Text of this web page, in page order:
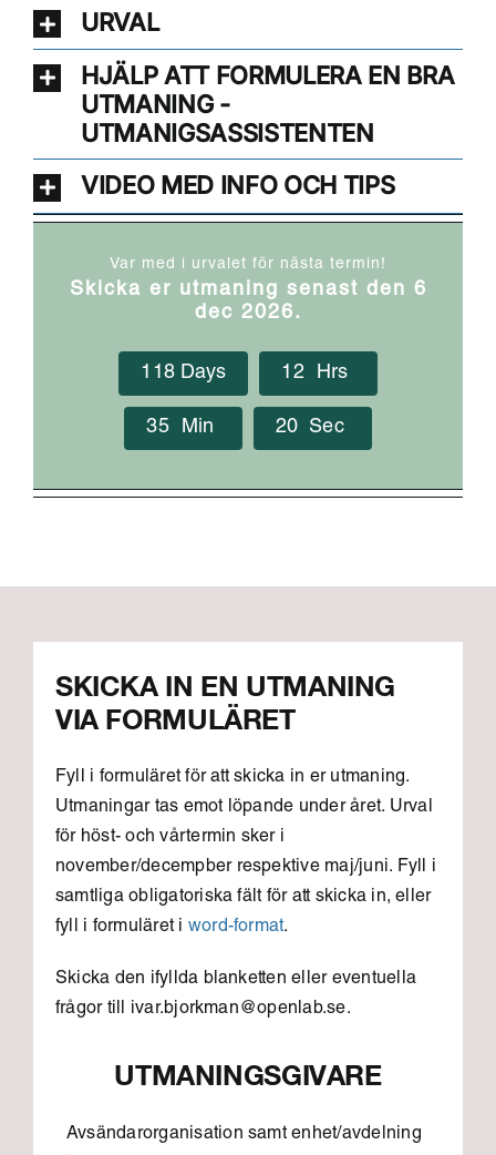
URVAL
HJÄLP ATT FORMULERA EN BRA
UTMANING -
UTMANIGSASSISTENTEN
VIDEO MED INFO OCH TIPS
Var med i urvalet för nästa termin!
Skicka er utmaning senast den 6
dec 2026.
1 18 Days 1 2 Hrs
35 Min 19 Sec
SKICKA IN EN UTMANING
VIA FORMULÄRET
Fyll i formuläret för att skicka in er utmaning.
Utmaningar tas emot löpande under året. Urval
för höst- och vårtermin sker i
november/decempber respektive maj/juni. Fyll i
samtliga obligatoriska fält för att skicka in, eller
fyll i formuläret i word-format.
Skicka den ifyllda blanketten eller eventuella
frågor till ivar.bjorkman@openlab.se.
UTMANINGSGIVARE
Avsändarorganisation samt enhet/avdelning